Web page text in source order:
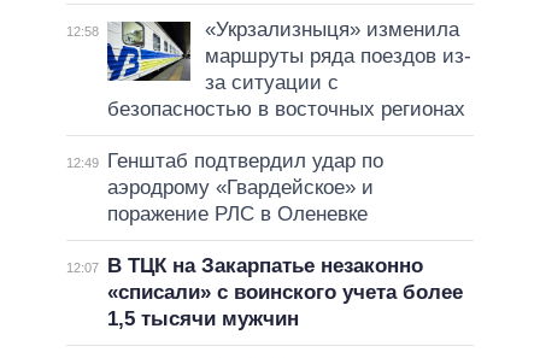
12:58
«Укрзализныця» изменила
маршруты ряда поездов из-
за ситуации с
безопасностью в восточных регионах
12:49
Генштаб подтвердил удар по
аэродрому «Гвардейское» и
поражение РЛС в Оленевке
12:07
В ТЦК на Закарпатье незаконно
«списали» с воинского учета более
1,5 тысячи мужчин